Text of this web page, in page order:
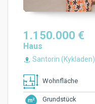
1.150.000 €
Haus
Santorin (Kykladen)
Wohnfläche
Grundstück